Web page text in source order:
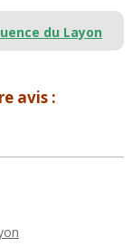
du Layon
avis :